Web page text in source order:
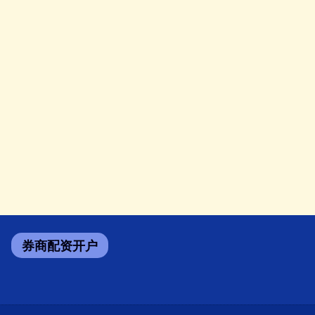
券商配资开户